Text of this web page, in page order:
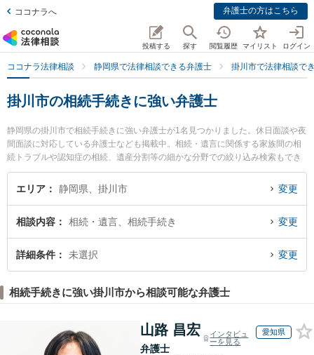
ココナラへ 弁護士の方はこちら
投稿する 探す 閲覧履歴 マイリスト ログイン
ココナラ法律相談 静岡県で法律相談できる弁護士 掛川市で法律相談で
掛川市の相続手続きに強い弁護士
静岡県の掛川市で相続手続きに強い弁護士が1名見つかりました。休日面談や夜
間面談に対応している弁護士なども掲載中。相続・遺言に関係する家族間の相
続トラブルや認知症の相続、遺産分割等の細かな分野での絞り込み検索もでき
便利です。特に北川法律事務所の北川 直樹弁護士のプロフィール情報や弁護士
費用、強みなどが注目されています。『掛川市で土日や夜間に発生した相続手
相談できる掛川市内の弁護士に相談予約したい』などでお困りの相談者さんに
おすすめです。
エリア 静岡県、掛川市 変更
相談内容 相続・遺言、相続手続き 変更
詳細条件 未選択 変更
相続手続きに強い掛川市から相談可能な弁護士
山路 昌宏
弁護士
インタビュ
ーを見る
愛知県